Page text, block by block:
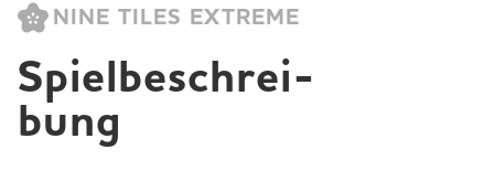
NINE TILES EXTREME
Spielbeschrei­
bung